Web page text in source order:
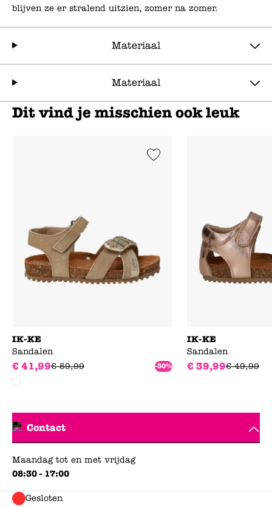
blijven ze er stralend uitzien, zomer na zomer.
Materiaal
Materiaal
Dit vind je misschien ook leuk
Add to Wishlist
IK-KE
Sandalen
€ 41,99€ 59,99 -30%
IK-KE
Sandalen
€ 39,99€ 49,99
Contact
Maandag tot en met vrijdag
08:30 - 17:00
Gesloten